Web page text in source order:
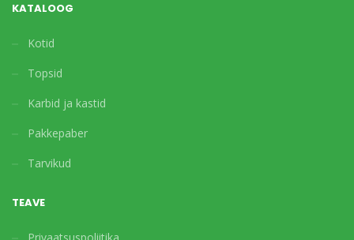
KATALOOG
Kotid
Topsid
Karbid ja kastid
Pakkepaber
Tarvikud
TEAVE